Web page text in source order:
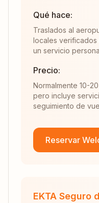
Qué hace:
Traslados al
locales
un servicio
Precio:
Normalmente 10-
pero incluye
seguimiento de
Reservar
EKTA Seguro